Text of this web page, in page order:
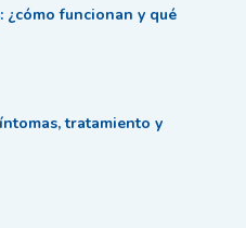
¿cómo funcionan y qué
tratamiento y